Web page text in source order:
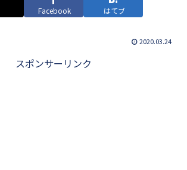
Facebook はてブ
2020.03.24
スポンサーリンク